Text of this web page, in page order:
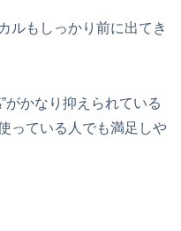
ルもしっかり前に出てき
がかなり抑えられている
っている人でも満足しや